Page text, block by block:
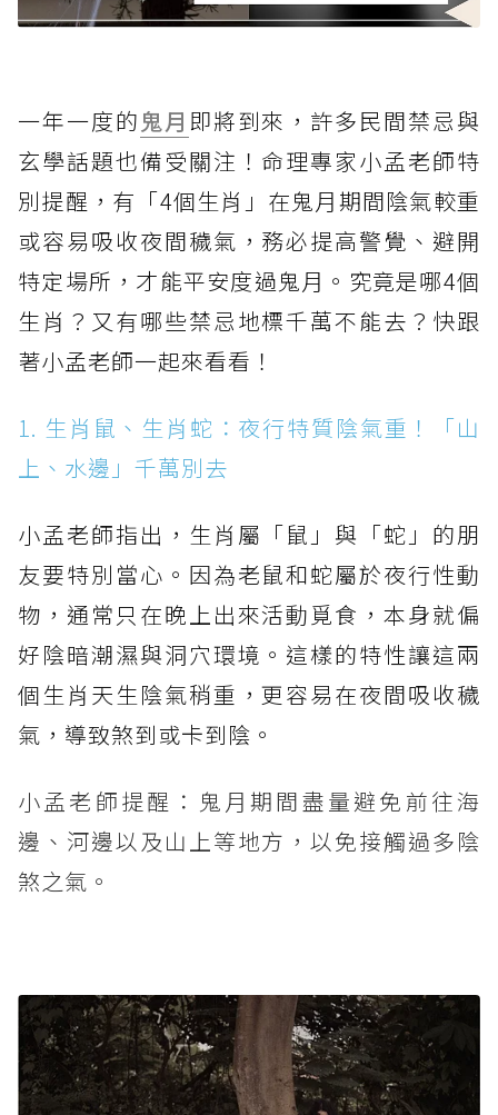
一年一度的鬼月 即將到來，許多民間禁忌與
玄學話題也備受關注！命理專家小孟老師特
別提醒，有「4個生肖」在鬼月期間陰氣較重
或容易吸收夜間穢氣，務必提高警覺、避開
特定場所，才能平安度過鬼月。究竟是哪4個
生肖？又有哪些禁忌地標千萬不能去？快跟
著小孟老師一起來看看！
1. 生肖鼠、生肖蛇：夜行特質陰氣重！「山
上、水邊」千萬別去
小孟老師指出，生肖屬「鼠」與「蛇」的朋
友要特別當心。因為老鼠和蛇屬於夜行性動
物，通常只在晚上出來活動覓食，本身就偏
好陰暗潮濕與洞穴環境。這樣的特性讓這兩
個生肖天生陰氣稍重，更容易在夜間吸收穢
氣，導致煞到或卡到陰。
小孟老師提醒：鬼月期間盡量避免前往海
邊、河邊以及山上等地方，以免接觸過多陰
煞之氣。